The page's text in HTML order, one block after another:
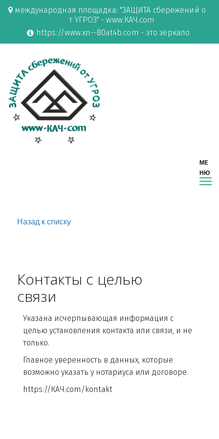
международная площадка: "ЗАЩИТА сбережений о
т УГРОЗ" - www.КАЧ.com
https://www.xn--80at4b.com - это зеркало
Назад к списку
Контакты с целью
связи
Указана исчерпывающая информация с
целью установления контакта или связи, и не
только.
Главное уверенность в данных, которые
возможно указать у нотариуса или договоре.
https://КАЧ.com/kontakt